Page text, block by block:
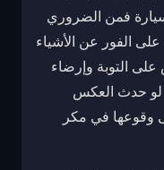
فمن الضروري
على الفور عن الأشياء
التوبة وإرضاء
لو حدث العكس
وقوعها في مكر